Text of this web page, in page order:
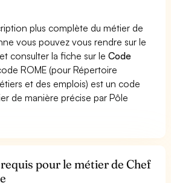
plus complète du métier de
vous pouvez vous rendre sur le
consulter la fiche sur leCode
ROME (pour Répertoire
et des emplois) est un code
de manière précise par Pôle
pour le métier de Chef